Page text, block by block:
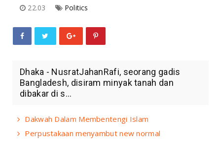
22.03 Politics
Dhaka - NusratJahanRafi, seorang gadis
Bangladesh, disiram minyak tanah dan
dibakar di s...
Dakwah Dalam Membentengi Islam
Perpustakaan menyambut new normal